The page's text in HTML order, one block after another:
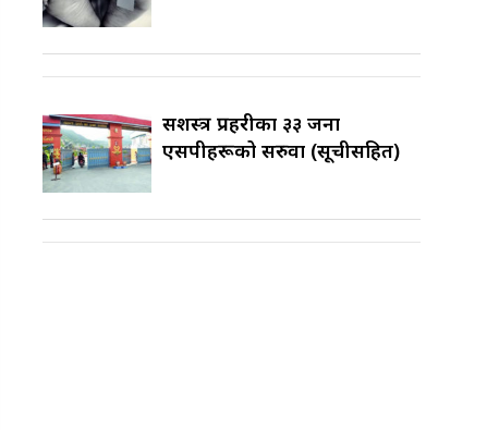
सशस्त्र प्रहरीका ३३ जना
एसपीहरूको सरुवा (सूचीसहित)